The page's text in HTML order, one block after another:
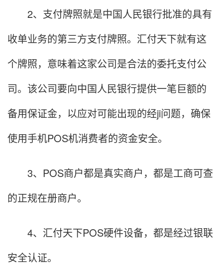
2、支付牌照就是中国人民银行批准的具有
收单业务的第三方支付牌照。汇付天下就有这
个牌照，意味着这家公司是合法的委托支付公
司。该公司要向中国人民银行提供一笔巨额的
备用保证金，以应对可能出现的经ji问题，确保
使用手机POS机消费者的资金安全。
3、POS商户都是真实商户，都是工商可查
的正规在册商户。
4、汇付天下POS硬件设备，都是经过银联
安全认证。